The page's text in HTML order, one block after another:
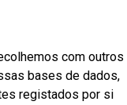
com outros
bases de dados,
registados por si